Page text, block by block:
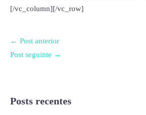
[/vc_column][/vc_row]
← Post anterior
Post seguinte →
Posts recentes